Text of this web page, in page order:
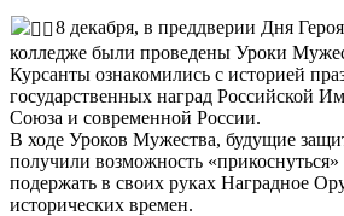
8 декабря, в преддверии Дня
колледже были проведены Уроки
Курсанты ознакомились с историей
государственных наград Российской
Союза и современной России.
В ходе Уроков Мужества, будущие
получили возможность
подержать в своих руках Наградное
исторических времен.